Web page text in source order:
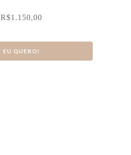
R$1.150,00
EU QUERO!